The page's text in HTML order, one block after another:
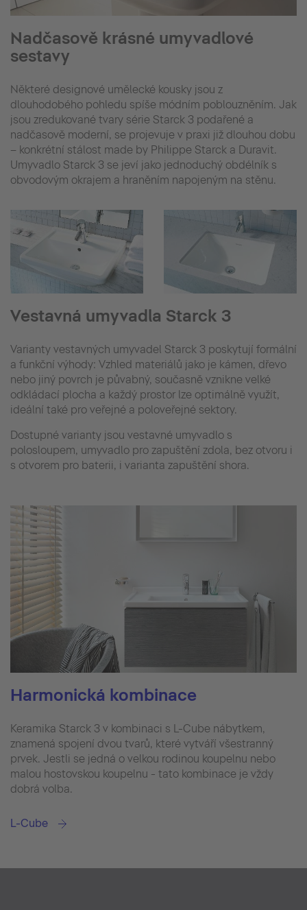
Nadčasově krásné umyvadlové
sestavy
Některé designové umělecké kousky jsou z
dlouhodobého pohledu spíše módním poblouzněním. Jak
jsou zredukované tvary série Starck 3 podařené a
nadčasově moderní, se projevuje v praxi již dlouhou dobu
– konkrétní stálost made by Philippe Starck a Duravit.
Umyvadlo Starck 3 se jeví jako jednoduchý obdélník s
obvodovým okrajem a hraněním napojeným na stěnu.
Vestavná umyvadla Starck 3
Varianty vestavných umyvadel Starck 3 poskytují formální
a funkční výhody: Vzhled materiálů jako je kámen, dřevo
nebo jiný povrch je půvabný, současně vznikne velké
odkládací plocha a každý prostor lze optimálně využít,
ideální také pro veřejné a poloveřejné sektory.
Dostupné varianty jsou vestavné umyvadlo s
polosloupem, umyvadlo pro zapuštění zdola, bez otvoru i
s otvorem pro baterii, i varianta zapuštění shora.
Harmonická kombinace
Keramika Starck 3 v kombinaci s L-Cube nábytkem,
znamená spojení dvou tvarů, které vytváří všestranný
prvek. Jestli se jedná o velkou rodinou koupelnu nebo
malou hostovskou koupelnu - tato kombinace je vždy
dobrá volba.
L-Cube